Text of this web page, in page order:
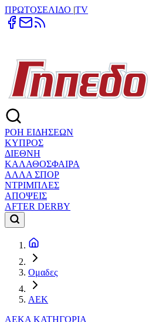
ΠΡΩΤΟΣΕΛΙΔΟ |TV
ΡΟΗ ΕΙΔΗΣΕΩΝ
ΚΥΠΡΟΣ
ΔΙΕΘΝΗ
ΚΑΛΑΘΟΣΦΑΙΡΑ
ΑΛΛΑ ΣΠΟΡ
ΝΤΡΙΜΠΛΕΣ
ΑΠΟΨΕΙΣ
AFTER DERBY
Ομαδες
ΑΕΚ
ΑΕΚΑ ΚΑΤΗΓΟΡΙΑ